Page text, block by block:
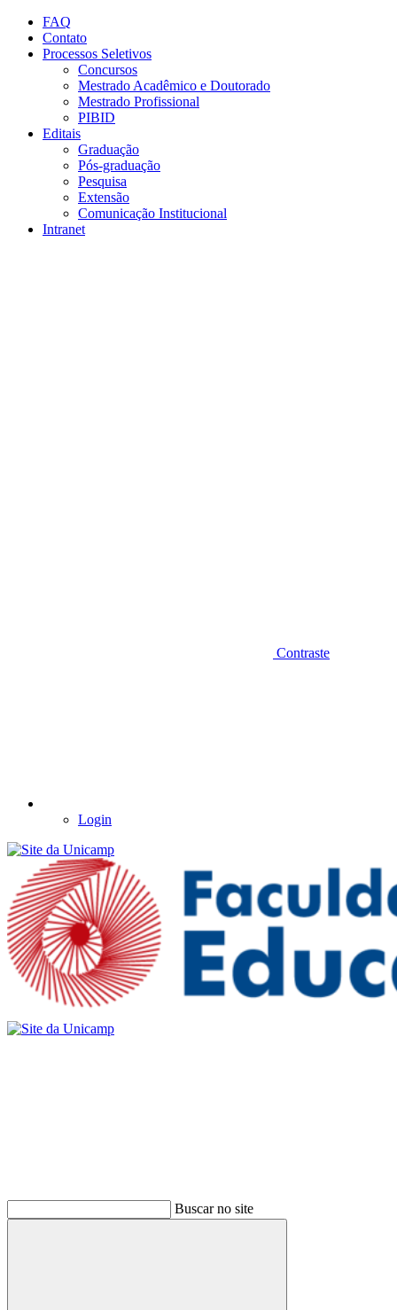
Conteúdo principal
FAQ
Contato
Processos Seletivos
Concursos
Mestrado Acadêmico e Doutorado
Mestrado Profissional
PIBID
Editais
Graduação
Pós-graduação
Pesquisa
Extensão
Comunicação Institucional
Intranet
Contraste
Login
Buscar no site